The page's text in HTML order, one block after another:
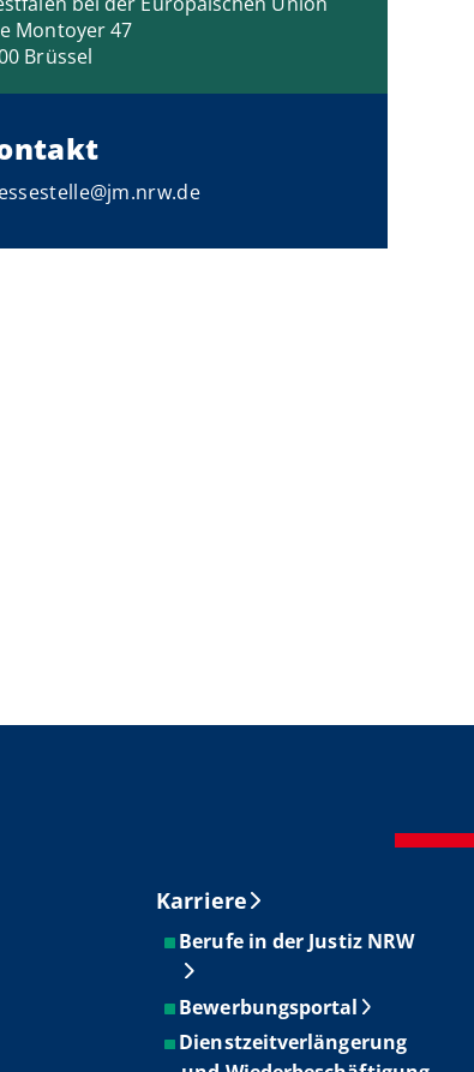
Montoyer 47
Brüssel
Karriere
Berufe in der Justiz NRW
Bewerbungsportal
Dienstzeitverlängerung